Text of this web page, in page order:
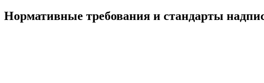
Нормативные требования и стандарты